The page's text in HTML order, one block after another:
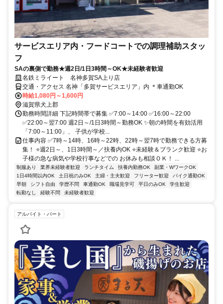
サービスエリア内・フードコートでの調理補助スタッ
フ
SAの裏側で勤務★週2日/1日3時間～OK★未経験者歓迎
名鉄ミライート 名神多賀SA上り店
交通・アクセス 名神「多賀サービスエリア」内 ＊車通勤OK
時給1,080円～1,600円
滋賀県犬上郡
勤務時間詳細 下記時間帯で募集 ✅7:00～14:00 ✅16:00～22:00
✅22:00～翌7:00 週2日～/1日3時間～勤務OK ✨朝の時間を有効活用
「7:00～11:00」、 子供が学校...
仕事内容 ✅7時～14時、16時～22時、22時～翌7時で勤務できる方募
集！ ⭐週2日～、1日3時間～／扶養内OK ⭐未経験＆ブランク歓迎 ⭐お
子様の急な病気や学校行事などでの お休みも相談ＯＫ！ ...
制服あり 業界未経験者歓迎 ランチタイム 扶養内勤務OK
副業・WワークOK
1日4時間以内OK
土日祝のみOK 主婦・主夫歓迎 フリーター歓迎
バイク通勤OK
早朝
シフト自由 学歴不問 車通勤OK 職場見学可 平日のみOK
学生歓迎
転勤なし
経験不問 未経験者歓迎
アルバイト・パート